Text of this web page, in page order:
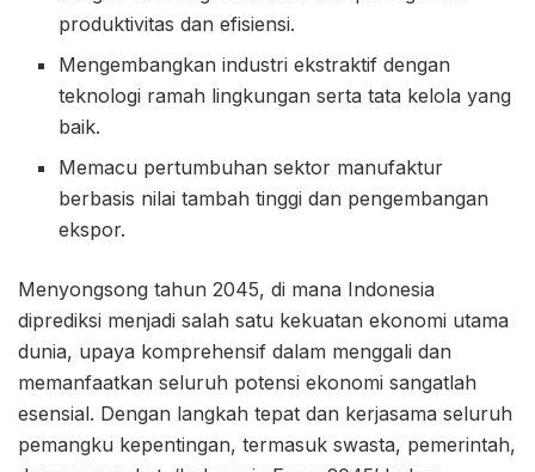
produktivitas dan efisiensi.
Mengembangkan industri ekstraktif dengan
teknologi ramah lingkungan serta tata kelola yang
baik.
Memacu pertumbuhan sektor manufaktur
berbasis nilai tambah tinggi dan pengembangan
ekspor.
Menyongsong tahun 2045, di mana Indonesia
diprediksi menjadi salah satu kekuatan ekonomi utama
dunia, upaya komprehensif dalam menggali dan
memanfaatkan seluruh potensi ekonomi sangatlah
esensial. Dengan langkah tepat dan kerjasama seluruh
pemangku kepentingan, termasuk swasta, pemerintah,